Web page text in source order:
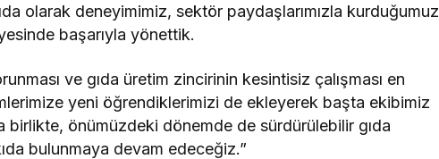
olarak deneyimimiz, sektör paydaşlarımızla kurduğumuz
başarıyla yönettik.
ve gıda üretim zincirinin kesintisiz çalışması en
yeni öğrendiklerimizi de ekleyerek başta ekibimiz
birlikte, önümüzdeki dönemde de sürdürülebilir gıda
bulunmaya devam edeceğiz.”